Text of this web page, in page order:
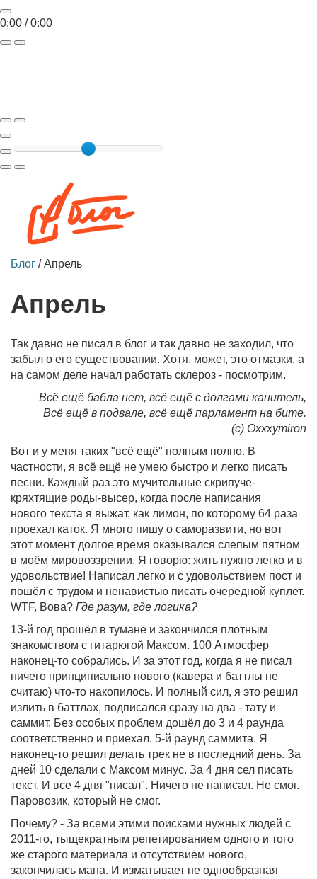
0:00 /0:00
Блог /Апрель
Апрель
Так давно не писал в блог и так давно не заходил, что
забыл о его существовании. Хотя, может, это отмазки, а
на самом деле начал работать склероз - посмотрим.
Всё ещё бабла нет, всё ещё с долгами канитель,
Всё ещё в подвале, всё ещё парламент на бите.
(с) Oxxxymiron
Вот и у меня таких "всё ещё" полным полно. В
частности, я всё ещё не умею быстро и легко писать
песни. Каждый раз это мучительные скрипуче-
кряхтящие роды-высер, когда после написания
нового текста я выжат, как лимон, по которому 64 раза
проехал каток. Я много пишу о саморазвити, но вот
этот момент долгое время оказывался слепым пятном
в моём мировоззрении. Я говорю: жить нужно легко и в
удовольствие! Написал легко и с удовольствием пост и
пошёл с трудом и ненавистью писать очередной куплет.
WTF, Вова? Где разум, где логика?
13-й год прошёл в тумане и закончился плотным
знакомством с гитарюгой Максом. 100 Атмосфер
наконец-то собрались. И за этот год, когда я не писал
ничего принципиально нового (кавера и баттлы не
считаю) что-то накопилось. И полный сил, я это решил
излить в баттлах, подписался сразу на два - тату и
саммит. Без особых проблем дошёл до 3 и 4 раунда
соответственно и приехал. 5-й раунд саммита. Я
наконец-то решил делать трек не в последний день. За
дней 10 сделали с Максом минус. За 4 дня сел писать
текст. И все 4 дня "писал". Ничего не написал. Не смог.
Паровозик, который не смог.
Почему? - За всеми этими поисками нужных людей с
2011-го, тыщекратным репетированием одного и того
же старого материала и отсутствием нового,
закончилась мана. И изматывает не однообразная